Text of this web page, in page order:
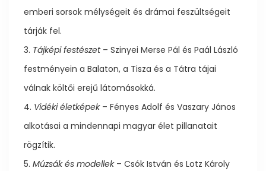
emberi sorsok mélységeit és drámai feszültségeit
tárják fel.
3. Tájképi festészet– Szinyei Merse Pál és Paál László
festményein a Balaton, a Tisza és a Tátra tájai
válnak költői erejű látomásokká.
4. Vidéki életképek– Fényes Adolf és Vaszary János
alkotásai a mindennapi magyar élet pillanatait
rögzítik.
5. Múzsák és modellek– Csók István és Lotz Károly